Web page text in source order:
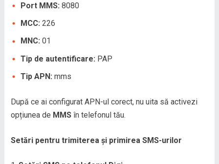
Port MMS: 8080
MCC: 226
MNC: 01
Tip de autentificare: PAP
Tip APN: mms
După ce ai configurat APN-ul corect, nu uita să activezi
opțiunea de MMSîn telefonul tău.
Setări pentru trimiterea și primirea SMS-urilor